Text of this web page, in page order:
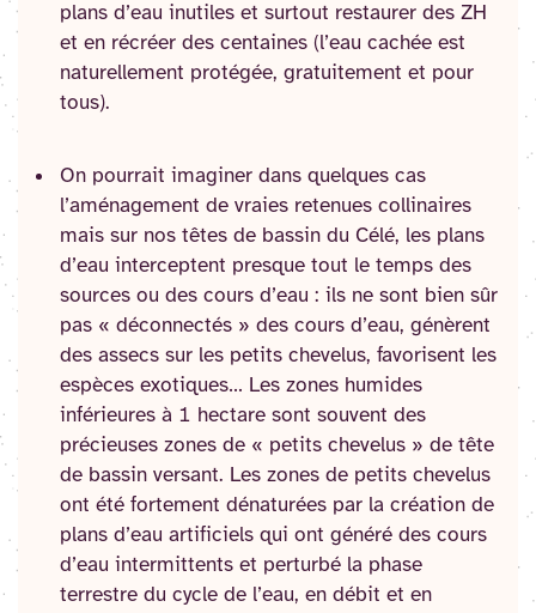
plans d’eau inutiles et surtout restaurer des ZH
et en récréer des centaines (l’eau cachée est
naturellement protégée, gratuitement et pour
tous).
On pourrait imaginer dans quelques cas
l’aménagement de vraies retenues collinaires
mais sur nos têtes de bassin du Célé, les plans
d’eau interceptent presque tout le temps des
sources ou des cours d’eau : ils ne sont bien sûr
pas « déconnectés » des cours d’eau, génèrent
des assecs sur les petits chevelus, favorisent les
espèces exotiques… Les zones humides
inférieures à 1 hectare sont souvent des
précieuses zones de « petits chevelus » de tête
de bassin versant. Les zones de petits chevelus
ont été fortement dénaturées par la création de
plans d’eau artificiels qui ont généré des cours
d’eau intermittents et perturbé la phase
terrestre du cycle de l’eau, en débit et en